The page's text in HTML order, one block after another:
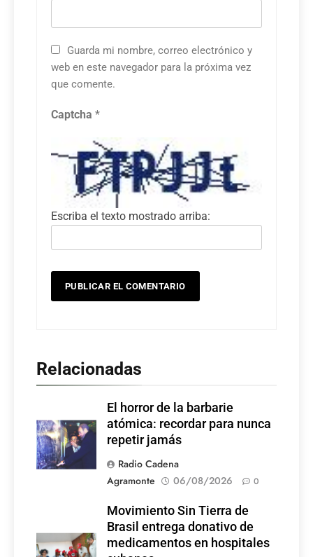
Guarda mi nombre, correo electrónico y
web en este navegador para la próxima vez
que comente.
Captcha *
Escriba el texto mostrado arriba:
Relacionadas
El horror de la barbarie
atómica: recordar para nunca
repetir jamás
Radio Cadena
Agramonte
06/08/2026 0
Movimiento Sin Tierra de
Brasil entrega donativo de
medicamentos en hospitales